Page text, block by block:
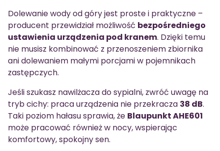
Dolewanie wody od góry jest proste i praktyczne –
producent przewidział możliwość bezpośredniego
ustawienia urządzenia pod kranem. Dzięki temu
nie musisz kombinować z przenoszeniem zbiornika
ani dolewaniem małymi porcjami w pojemnikach
zastępczych.
Jeśli szukasz nawilżacza do sypialni, zwróć uwagę na
tryb cichy: praca urządzenia nie przekracza 38 dB.
Taki poziom hałasu sprawia, że Blaupunkt AHE601
może pracować również w nocy, wspierając
komfortowy, spokojny sen.